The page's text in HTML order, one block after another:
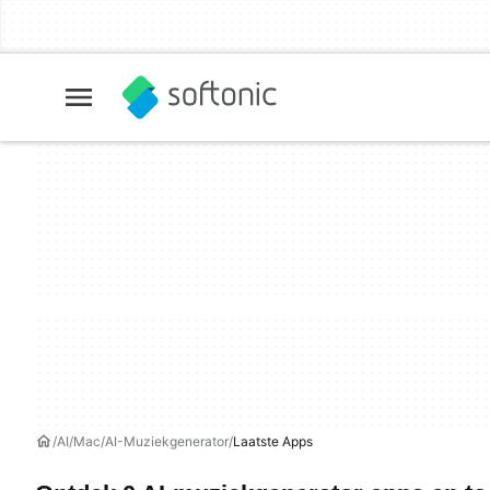
AI Mac AI-Muziekgenerator Laatste Apps